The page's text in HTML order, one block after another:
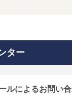
ター
ルによるお問い